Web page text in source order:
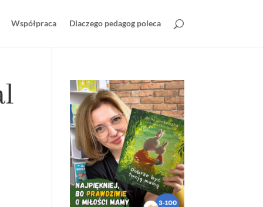
Współpraca Dlaczego pedagog poleca